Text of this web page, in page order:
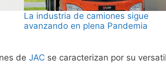
La industria de camiones sigue
avanzando en plena Pandemia
de JAC se caracterizan por su